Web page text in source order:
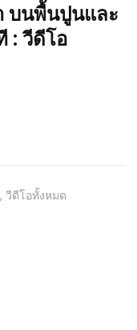
ใน 1 นาที
เนื้อ เสียเวลา
บนพื้นปูนและ
: วีดีโอ
, วีดีโอทั้งหมด